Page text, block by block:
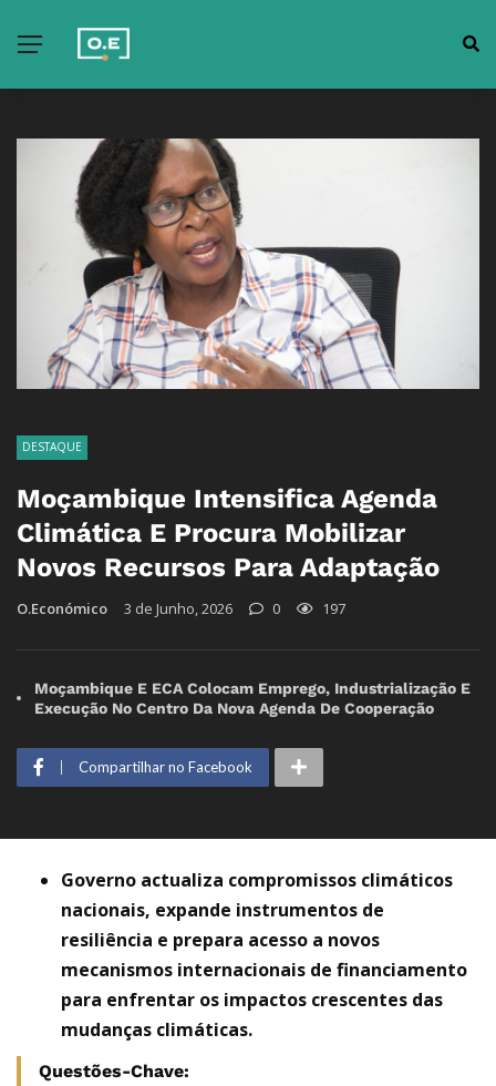
DESTAQUE
Moçambique Intensifica Agenda
Climática E Procura Mobilizar
Novos Recursos Para Adaptação
O.Económico 3 de Junho, 2026 0 197
Moçambique E ECA Colocam Emprego, Industrialização E
Execução No Centro Da Nova Agenda De Cooperação
Compartilhar no Facebook
Governo actualiza compromissos climáticos
nacionais, expande instrumentos de
resiliência e prepara acesso a novos
mecanismos internacionais de financiamento
para enfrentar os impactos crescentes das
mudanças climáticas.
Questões-Chave: